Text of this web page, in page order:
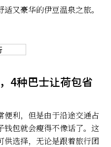
又豪华的伊豆温泉之旅。
4种巴士让荷包省
便利，但是由于沿途交通占
钱包就会瘦得不像话了。这
供选择，无论是跟着旅行团